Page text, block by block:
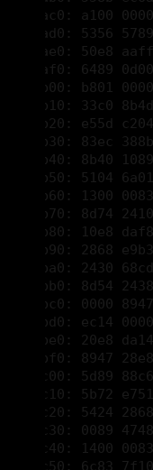
00001af0: 6489
00001b00:
00001b10: 33c0
00001b20: e55d
00001b30: 83ec
00001b40: 8b40
00001b50: 5104
00001b60: 1300
00001b70: 8d74
00001b80: 10e8
00001b90: 2868
00001ba0: 2430
00001bb0: 8d54
00001bc0: 0000
00001bd0: ec14
00001be0: 20e8
00001bf0: 8947
00001c00: 5d89
00001c10: 5b72
00001c20: 5424
00001c30: 0089
00001c40: 1400
00001c50: 6c83
00001c60: 0074
00001c70: 7f38
00001c80: 3c85